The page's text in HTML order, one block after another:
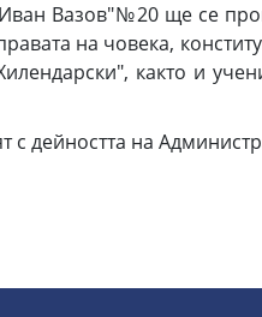
Вазов"№20 ще се
на човека,
както и
дейността на